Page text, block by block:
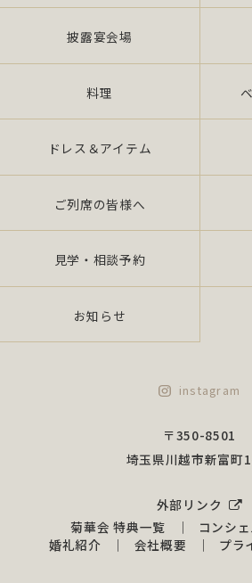
披露宴会場
料理
ドレス＆アイテム
ご列席の皆様へ
見学・相談予約
お知らせ
instagram
外部リンク
菊華会 特典一覧
コンシ
婚礼紹介
会社概要 プラ
〒350-8501
埼玉県川越市新富町